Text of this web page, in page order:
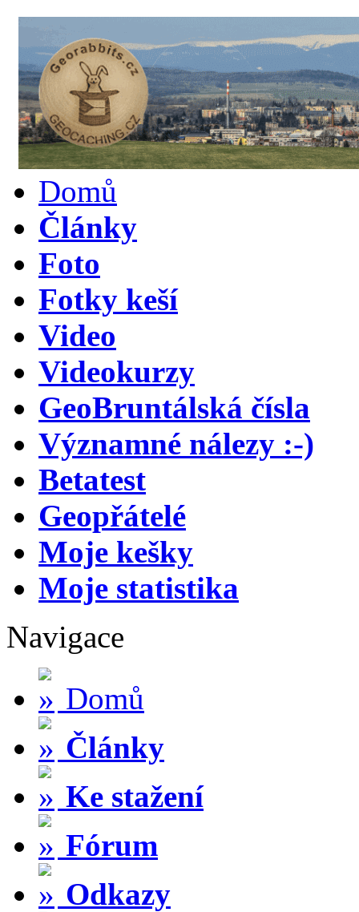
Domů
Články
Foto
Fotky keší
Video
Videokurzy
GeoBruntálská čísla
Významné nálezy :-)
Betatest
Geopřátelé
Moje kešky
Moje statistika
Navigace
Domů
Články
Ke stažení
Fórum
Odkazy